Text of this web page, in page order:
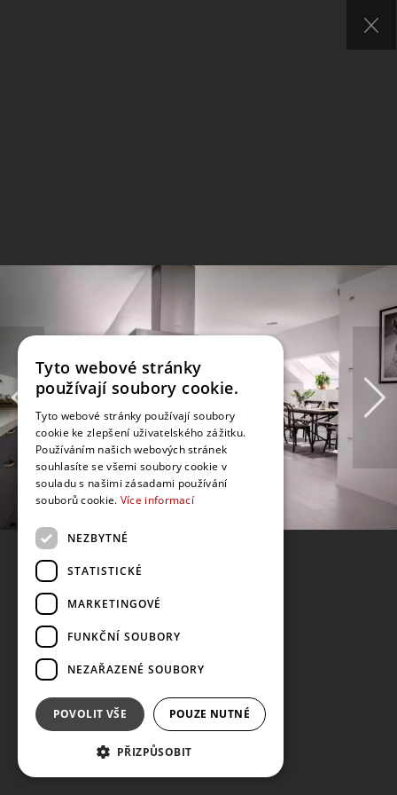
Tyto webové stránky
používají soubory cookie.
Tyto webové stránky používají soubory
cookie ke zlepšení uživatelského zážitku.
Používáním našich webových stránek
souhlasíte se všemi soubory cookie v
souladu s našimi zásadami používání
souborů cookie. Více informací
NEZBYTNÉ
STATISTICKÉ
MARKETINGOVÉ
FUNKČNÍ SOUBORY
NEZAŘAZENÉ SOUBORY
POVOLIT VŠE POUZE NUTNÉ
PŘIZPŮSOBIT